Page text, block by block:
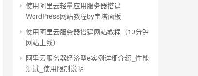
使用阿里云轻量应用服务器搭建
WordPress网站教程by宝塔面板
使用阿里云服务器搭建网站教程（10分钟
网站上线）
阿里云服务器经济型e实例详细介绍_性能
测试_使用限制说明